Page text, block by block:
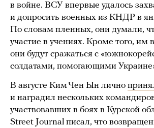
в войне. ВСУ впервые удалось
и допросить военных из КНДР в
По словам пленных, они думали,
участие в учениях. Кроме того, им
они будут сражаться с
солдатами, помогающими
В августе Ким Чен Ын лично
и наградил нескольких
участвовавших в боях в Курской
Street Journal писал, что